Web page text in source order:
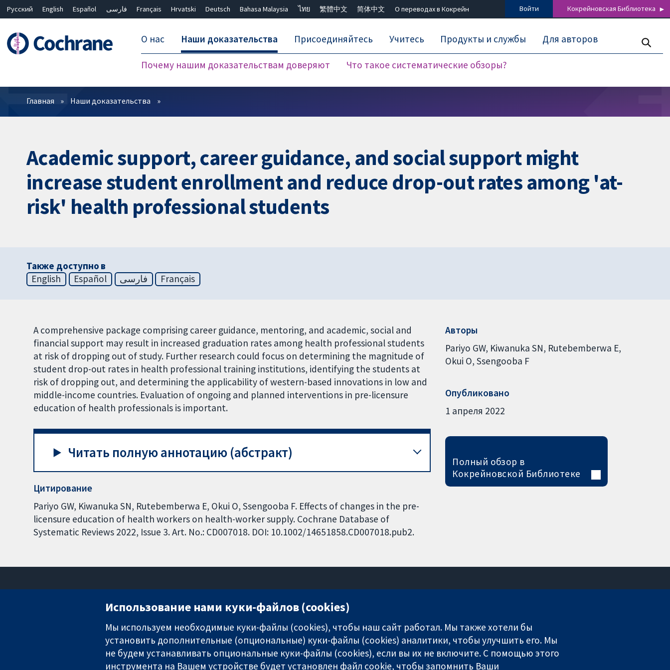
Русский English Español فارسی Français Hrvatski Deutsch Bahasa Malaysia ไทย 繁體中文 简体中文 О переводах в Кокрейн Войти Кокрейновская Библиотека
О нас Наши доказательства
Почему нашим доказательствам доверяют Что такое систематические обзоры?
Присоединяйтесь Учитесь Продукты и службы Для авторов
Фильтры
Главная Наши доказательства
Academic support, career guidance, and social support might
increase student enrollment and reduce drop-out rates among 'at-
risk' health professional students
Также доступно в
English
Español فارسی Français
A comprehensive package comprising career guidance, mentoring, and academic, social and
financial support may result in increased graduation rates among health professional students
at risk of dropping out of study. Further research could focus on determining the magnitude of
student drop-out rates in health professional training institutions, identifying the students at
risk of dropping out, and determining the applicability of western-based innovations in low and
middle-income countries. Evaluation of ongoing and planned interventions in pre-licensure
education of health professionals is important.
Читать полную аннотацию (абстракт)
Цитирование
Pariyo GW, Kiwanuka SN, Rutebemberwa E, Okui O, Ssengooba F. Effects of changes in the pre-
licensure education of health workers on health-worker supply. Cochrane Database of
Systematic Reviews 2022, Issue 3. Art. No.: CD007018. DOI: 10.1002/14651858.CD007018.pub2.
Авторы
Pariyo GW Kiwanuka SN Rutebemberwa E
Okui O Ssengooba F
Опубликовано
1 апреля 2022
Полный обзор в
Кокрейновской Библиотеке
Надёжные доказательства
Информированные решения
11-13 Cavendish Square
W1G 0AN
United Kingdom
Пресс-служба
О нас
Работа
Cochrane Library
Использование нами куки-файлов (cookies)
Мы используем необходимые куки-файлы (cookies), чтобы наш сайт работал. Мы также хотели бы
установить дополнительные (опциональные) куки-файлы (cookies) аналитики, чтобы улучшить его. Мы
не будем устанавливать опциональные куки-файлы (cookies), если вы их не включите. С помощью этого
инструмента на Вашем устройстве будет установлен файл cookie, чтобы запомнить Ваши